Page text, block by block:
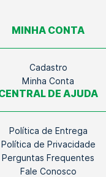
MINHA CONTA
Cadastro
Minha Conta
DE AJUDA
Política de Entrega
Política de Privacidade
Perguntas Frequentes
Fale Conosco